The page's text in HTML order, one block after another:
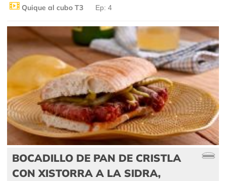
Quique al cubo T3 Ep: 4
BOCADILLO DE PAN DE CRISTLA
CON XISTORRA A LA SIDRA,